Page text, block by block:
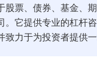
股票、债券、基金、
。它提供专业的杠杆
力于为投资者提供一